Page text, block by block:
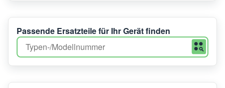
Passende Ersatzteile für Ihr Gerät finden